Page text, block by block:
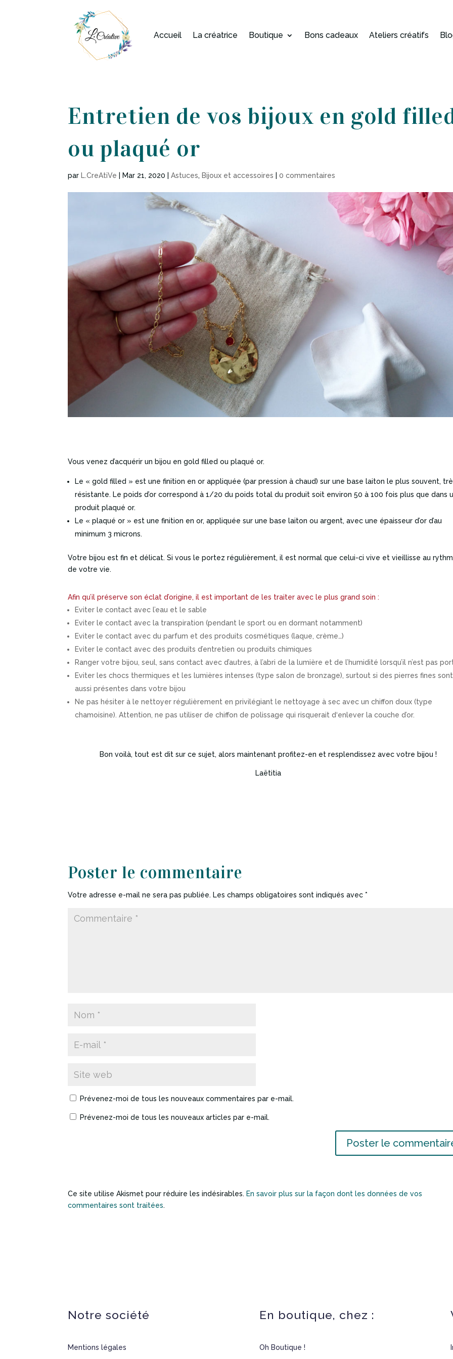
Accueil La créatrice Boutique Bons cadeaux Ateliers créatifs
Entretien de vos bijoux en gold
ou plaqué or
par L.CreAtiVe Mar 21, 2020 |Astuces, Bijoux et accessoires |0 commentaires
Vous venez d’acquérir un bijou en gold filled ou plaqué or.
Le « gold filled » est une finition en or appliquée (par pression à chaud) sur une base laiton le plus souvent,
résistante. Le poids d’or correspond à 1/20 du poids total du produit soit environ 50 à 100 fois plus que dans
produit plaqué or.
Le « plaqué or » est une finition en or, appliquée sur une base laiton ou argent, avec une épaisseur d’or d’au
minimum 3 microns.
Votre bijou est fin et délicat. Si vous le portez régulièrement, il est normal que celui-ci vive et vieillisse au
de votre vie.
Afin qu’il préserve son éclat d’origine, il est important de les traiter avec le plus grand soin :
Eviter le contact avec l’eau et le sable
Eviter le contact avec la transpiration (pendant le sport ou en dormant notamment)
Eviter le contact avec du parfum et des produits cosmétiques (laque, crème…)
Eviter le contact avec des produits d’entretien ou produits chimiques
Ranger votre bijou, seul, sans contact avec d’autres, à l’abri de la lumière et de l’humidité lorsqu’il n’est pas
Eviter les chocs thermiques et les lumières intenses (type salon de bronzage), surtout si des pierres fines sont
aussi présentes dans votre bijou
Ne pas hésiter à le nettoyer régulièrement en privilégiant le nettoyage à sec avec un chiffon doux (type
chamoisine). Attention, ne pas utiliser de chiffon de polissage qui risquerait d‘enlever la couche d’or.
Bon voilà, tout est dit sur ce sujet, alors maintenant profitez-en et resplendissez avec votre bijou !
Laëtitia
Poster le commentaire
Votre adresse e-mail ne sera pas publiée. Les champs obligatoires sont indiqués avec*
Prévenez-moi de tous les nouveaux commentaires par e-mail.
Prévenez-moi de tous les nouveaux articles par e-mail.
Ce site utilise Akismet pour réduire les indésirables. En savoir plus sur la façon dont les données de vos
commentaires sont traitées.
Notre société
Mentions légales
En boutique, chez :
Oh Boutique !